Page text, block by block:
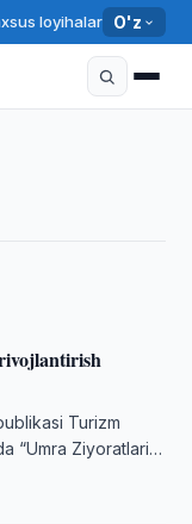
loyihalar O'z
Turizm
“Umra Ziyoratlari”